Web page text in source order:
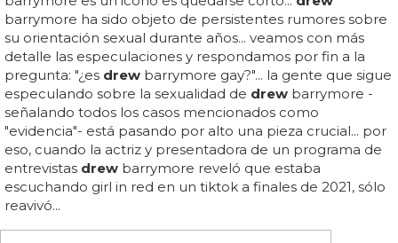
— goldfrapp (@goldfrapp) junio 16, 2014... tras ' drew
'annabel' y 'thea', 'jo' es el cuarto single del último disco
de goldfrapp, y su videoclip se estrenaba ayer en
youtube: una oscura historia de 5 minutos sobre una
asesina, con alison goldfrapp muy bipolar y tan elegante
como siempre... esta reedición de 'tales of us' incluirá el
disco original, un disco de 10 canciones con su directo 'live
from air studios' ('clowns', 'train', 'utopia', 'strict machine',
'lovely head', 'clay', 'alvar' o 'thea' entre ellas) y los 5 vídeos
/ cortometrajes que hicieron para el disco, entre los que
están 'drew', 'annabel', el recién estrenado 'jo' y los
todavía inéditos online 'stranger' y 'laurel'... ¿qué te parece
su último...